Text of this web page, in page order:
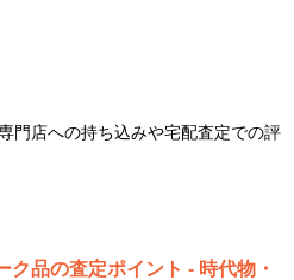
門店への持ち込みや宅配査定での評
品の査定ポイント - 時代物・